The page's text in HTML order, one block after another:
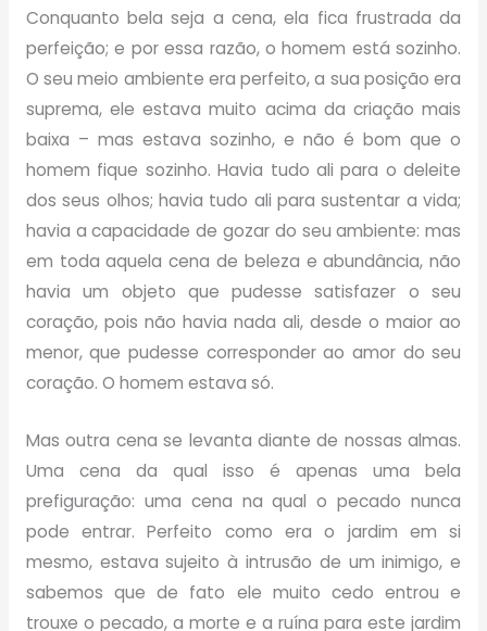
Conquanto bela seja a cena, ela fica frustrada da
perfeição; e por essa razão, o homem está sozinho.
O seu meio ambiente era perfeito, a sua posição era
suprema, ele estava muito acima da criação mais
baixa – mas estava sozinho, e não é bom que o
homem fique sozinho. Havia tudo ali para o deleite
dos seus olhos; havia tudo ali para sustentar a vida;
havia a capacidade de gozar do seu ambiente: mas
em toda aquela cena de beleza e abundância, não
havia um objeto que pudesse satisfazer o seu
coração, pois não havia nada ali, desde o maior ao
menor, que pudesse corresponder ao amor do seu
coração. O homem estava só.
Mas outra cena se levanta diante de nossas almas.
Uma cena da qual isso é apenas uma bela
prefiguração: uma cena na qual o pecado nunca
pode entrar. Perfeito como era o jardim em si
mesmo, estava sujeito à intrusão de um inimigo, e
sabemos que de fato ele muito cedo entrou e
trouxe o pecado, a morte e a ruína para este jardim